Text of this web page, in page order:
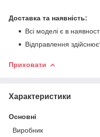
Доставка та наявність:
Всі моделі є в
Відправлення
Приховати
Характеристики
Основні
Виробник